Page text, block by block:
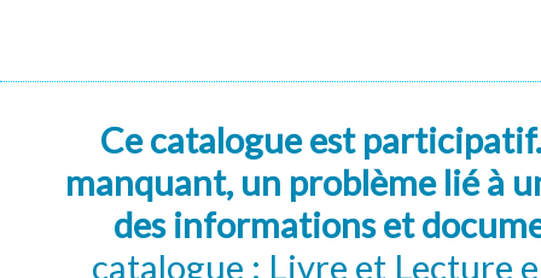
Ce catalogue est
manquant, un problème lié à
des informations et
catalogue : Livre et Lecture